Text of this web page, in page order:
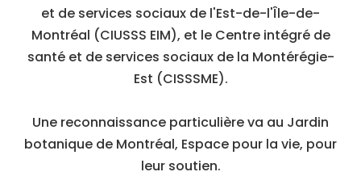
et de services sociaux de l'Est-de-l'Île-de-
Montréal (CIUSSS EIM), et le Centre intégré de
santé et de services sociaux de la Montérégie-
Est (CISSSME).
Une reconnaissance particulière va au Jardin
botanique de Montréal, Espace pour la vie, pour
leur soutien.